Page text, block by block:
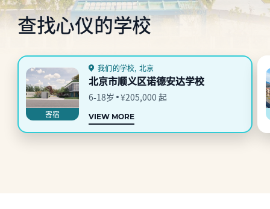
查找心仪的学校
寄宿
我们的学校, 北京
北京市顺义区诺德安达学校
6-18岁 ¥205,000 起
VIEW MORE